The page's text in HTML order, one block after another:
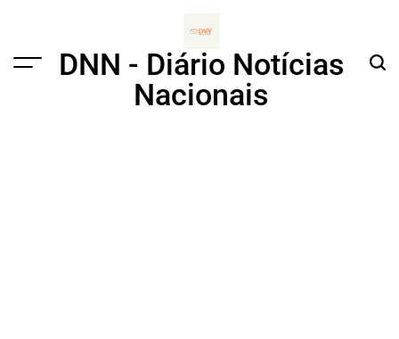
Menu
DNN - Diário Notícias
Nacionais